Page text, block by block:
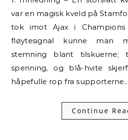
var en magisk kveld på
tok imot Ajax i Champions
fløytesignal kunne man
stemning blant tilskuerne;
spenning, og blå-hvite
håpefulle rop fra
Continue